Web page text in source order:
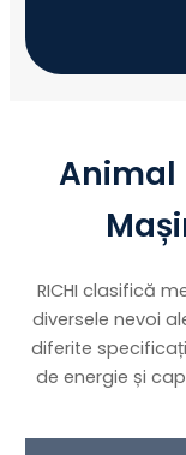
Animal
RICHI clasifică
diversele nevoi
diferite
de energie și